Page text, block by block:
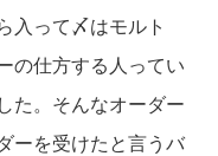
入って〆はモルト
の仕方する人ってい
た。そんなオーダー
ーを受けたと言うバ